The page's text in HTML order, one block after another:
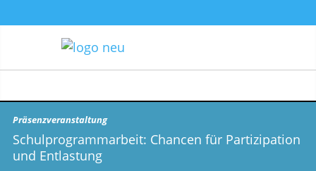
Präsenzveranstaltung
Schulprogrammarbeit: Chancen für Partizipation
und Entlastung